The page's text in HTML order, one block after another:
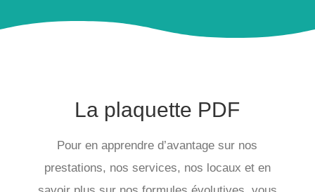
La plaquette PDF
Pour en apprendre d’avantage sur nos
prestations, nos services, nos locaux et en